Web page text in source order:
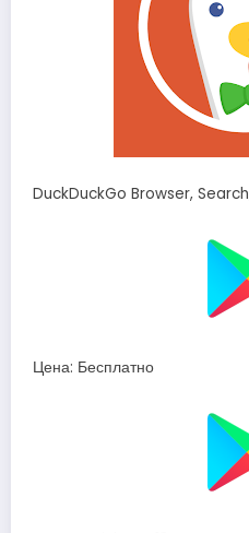
DuckDuckGo Browser,
Цена: Бесплатно